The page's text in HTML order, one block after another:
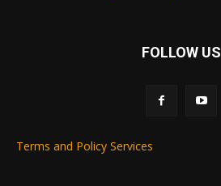
FOLLOW US
Terms and Policy Services